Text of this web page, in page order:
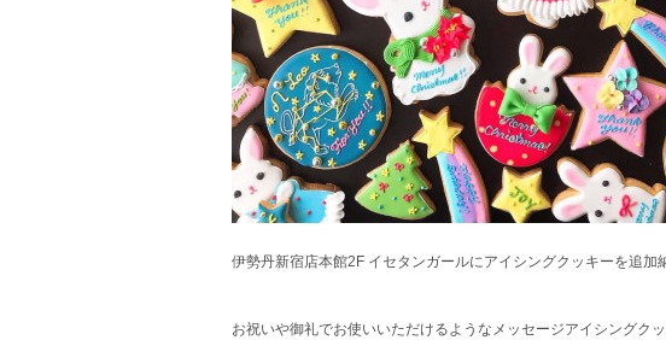
伊勢丹新宿店本館2F イセタンガールにアイシングクッキーを追加
お祝いや御礼でお使いいただけるようなメッセージアイシングク